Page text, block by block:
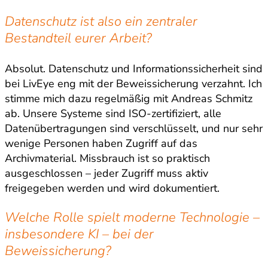
Datenschutz ist also ein zentraler
Bestandteil eurer Arbeit?
Absolut. Datenschutz und Informationssicherheit sind
bei LivEye eng mit der Beweissicherung verzahnt. Ich
stimme mich dazu regelmäßig mit Andreas Schmitz
ab. Unsere Systeme sind ISO-zertifiziert, alle
Datenübertragungen sind verschlüsselt, und nur sehr
wenige Personen haben Zugriff auf das
Archivmaterial. Missbrauch ist so praktisch
ausgeschlossen – jeder Zugriff muss aktiv
freigegeben werden und wird dokumentiert.
Welche Rolle spielt moderne Technologie –
insbesondere KI – bei der
Beweissicherung?